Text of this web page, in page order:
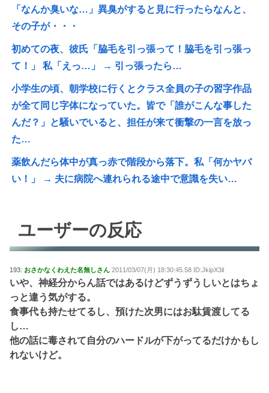
「なんか臭いな…」異臭がすると見に行ったらなんと、
その子が・・・
初めての夜、彼氏「脇毛を引っ張って！脇毛を引っ張っ
て！」 私「えっ…」 → 引っ張ったら…
小学生の頃、朝学校に行くとクラス全員の子の習字作品
が全て同じ字体になっていた。皆で「誰がこんな事した
んだ？」と騒いでいると、担任が来て衝撃の一言を放っ
た…
薬飲んだら体中が真っ赤で階段から落下。私「何かヤバ
い！」 → 夫に病院へ連れられる途中で意識を失い…
ユーザーの反応
193: おさかなくわえた名無しさん 2011/03/07(月) 18:30:45.58 ID:JkipX3il
いや、神経分からん話ではあるけどずうずうしいとはちょ
っと違う気がする。
食事代も持たせてるし、預けた次男にはお駄賃渡してる
し…
他の話に毒されて自分のハードルが下がってるだけかもし
れないけど。